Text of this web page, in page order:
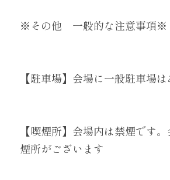
※その他　一般的な注意事項※
【駐車場】会場に一般駐車場
【喫煙所】会場内は禁煙です
煙所がございます